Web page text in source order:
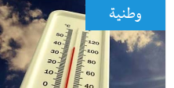
وطنية